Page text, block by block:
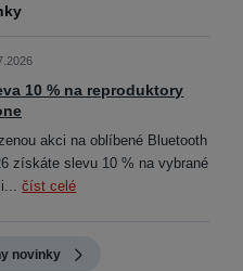
10 % na reproduktory
akci na oblíbené Bluetooth
získáte slevu 10 % na vybrané
číst celé
novinky